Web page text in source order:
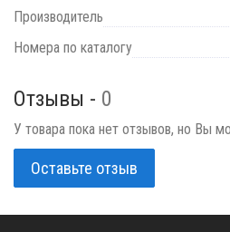
Производитель
Номера по каталогу
Отзывы - 0
У товара пока нет отзывов, но Вы
Оставьте отзыв